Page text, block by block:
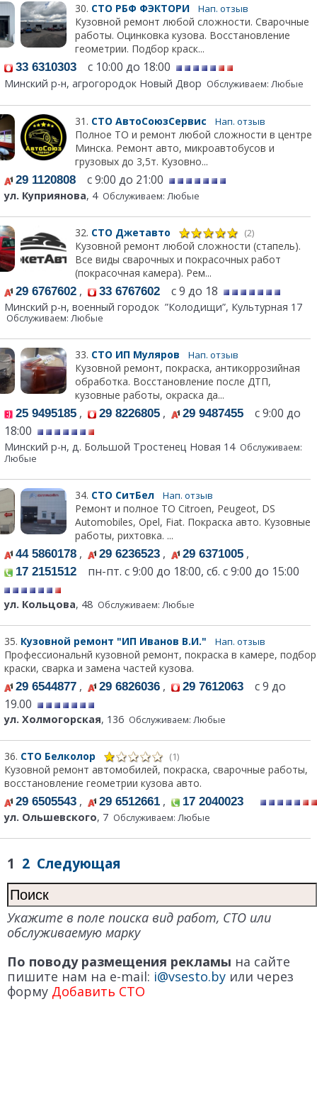
30. СТО РБФ ФЭКТОРИ Нап. отзыв
Кузовной ремонт любой сложности. Сварочные
работы. Оцинковка кузова. Восстановление
геометрии. Подбор краск...
33 6310303 с 10:00 до 18:00
Минский р-н, агрогородок Новый Двор Обслуживаем: Любые
31. СТО АвтоСоюзСервис Нап. отзыв
Полное ТО и ремонт любой сложности в центре
Минска. Ремонт авто, микроавтобусов и
грузовых до 3,5т. Кузовно...
29 1120808 с 9:00 до 21:00
ул. Куприянова, 4 Обслуживаем: Любые
32. СТО Джетавто (2)
Кузовной ремонт любой сложности (стапель).
Все виды сварочных и покрасочных работ
(покрасочная камера). Рем...
29 6767602 , 33 6767602 с 9 до 18
Минский р-н, военный городок ”Колодищи”, Культурная 17
Обслуживаем: Любые
33. СТО ИП Муляров Нап. отзыв
Кузовной ремонт, покраска, антикоррозийная
обработка. Восстановление после ДТП,
кузовные работы, окраска да...
25 9495185 , 29 8226805 , 29 9487455 с 9:00 до
18:00
Минский р-н, д. Большой Тростенец Новая 14 Обслуживаем:
Любые
34. СТО СитБел Нап. отзыв
Ремонт и полное ТО Citroen, Peugeot, DS
Automobiles, Opel, Fiat. Покраска авто. Кузовные
работы, рихтовка. ...
44 5860178 , 29 6236523 , 29 6371005 ,
17 2151512 пн-пт. с 9:00 до 18:00, сб. с 9:00 до 15:00
ул. Кольцова, 48 Обслуживаем: Любые
35. Кузовной ремонт "ИП Иванов В.И." Нап. отзыв
Профессиональнй кузовной ремонт, покраска в камере, подбор
краски, сварка и замена частей кузова.
29 6544877 , 29 6826036 , 29 7612063 с 9 до
19.00
ул. Холмогорская, 136 Обслуживаем: Любые
36. СТО Белколор (1)
Кузовной ремонт автомобилей, покраска, сварочные работы,
восстановление геометрии кузова авто.
29 6505543 , 29 6512661 ,
17 2040023
ул. Ольшевского, 7 Обслуживаем: Любые
1 2 Следующая
Укажите в поле поиска вид работ, СТО или
обслуживаемую марку
По поводу размещения рекламы на сайте
пишите нам на e-mail: i@vsesto.by или через
форму Добавить СТО